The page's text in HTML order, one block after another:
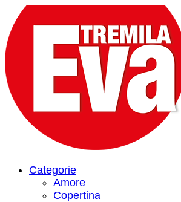
Categorie
Amore
Copertina